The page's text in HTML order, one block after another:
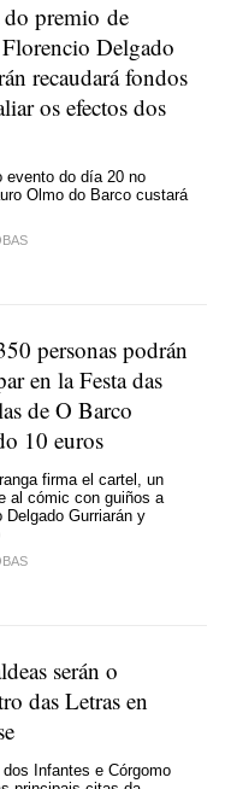
premio de
Delgado
recaudará fondos
os efectos dos
evento do día 20 no
Olmo do Barco custará
personas podrán
en la Festa das
de O Barco
10 euros
firma el cartel, un
al cómic con guiños a
Delgado Gurriarán y
serán o
das Letras en
Infantes e Córgomo